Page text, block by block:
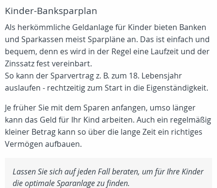
Kinder-Banksparplan
Als herkömmliche Geldanlage für Kinder bieten Banken
und Sparkassen meist Sparpläne an. Das ist einfach und
bequem, denn es wird in der Regel eine Laufzeit und der
Zinssatz fest vereinbart.
So kann der Sparvertrag z. B. zum 18. Lebensjahr
auslaufen - rechtzeitig zum Start in die Eigenständigkeit.
Je früher Sie mit dem Sparen anfangen, umso länger
kann das Geld für Ihr Kind arbeiten. Auch ein regelmäßig
kleiner Betrag kann so über die lange Zeit ein richtiges
Vermögen aufbauen.
Lassen Sie sich auf jeden Fall beraten, um für Ihre Kinder
die optimale Sparanlage zu finden.